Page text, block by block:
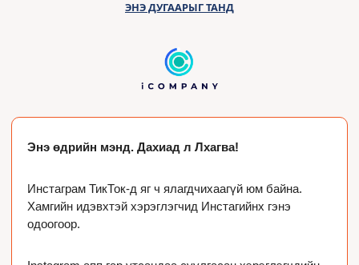
ЭНЭ ДУГААРЫГ ТАНД
Энэ өдрийн мэнд. Дахиад л Лхагва!
Инстаграм ТикТок-д яг ч ялагдчихаагүй юм байна.
Хамгийн идэвхтэй хэрэглэгчид Инстагийнх гэнэ
одоогоор.